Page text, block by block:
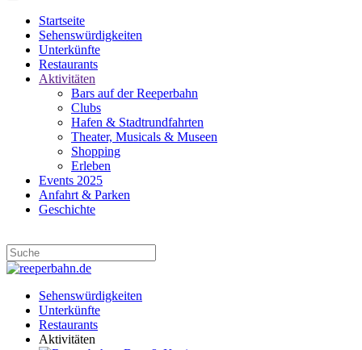
Startseite
Sehenswürdigkeiten
Unterkünfte
Restaurants
Aktivitäten
Bars auf der Reeperbahn
Clubs
Hafen & Stadtrundfahrten
Theater, Musicals & Museen
Shopping
Erleben
Events 2025
Anfahrt & Parken
Geschichte
Sehenswürdigkeiten
Unterkünfte
Restaurants
Aktivitäten